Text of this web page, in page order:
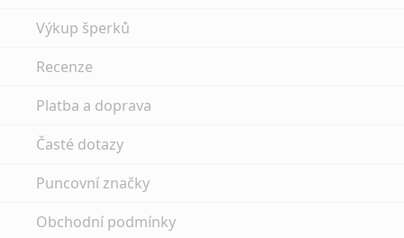
Výkup šperků
Recenze
Platba a doprava
Časté dotazy
Puncovní značky
Obchodní podmínky